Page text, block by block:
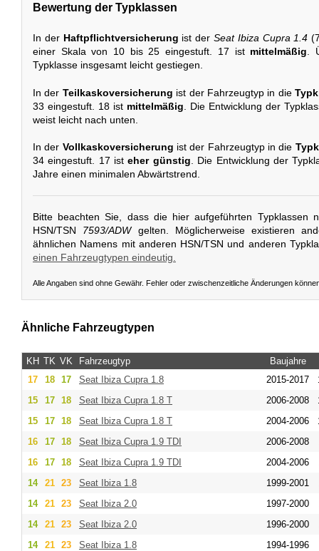
Bewertung der Typklassen
In der Haftpflichtversicherung ist der Seat Ibiza Cupra 1.4
einer Skala von 10 bis 25 eingestuft. 17 ist mittelmäßig .
Typklasse insgesamt leicht gestiegen.
In der Teilkaskoversicherung ist der Fahrzeugtyp in die
33 eingestuft. 18 ist mittelmäßig . Die Entwicklung der
weist leicht nach unten.
In der Vollkaskoversicherung ist der Fahrzeugtyp in die
34 eingestuft. 17 isteher günstig. Die Entwicklung der
Jahre einen minimalen Abwärtstrend.
Bitte beachten Sie, dass die hier aufgeführten Typklassen
HSN/TSN 7593/ADWgelten. Möglicherweise existieren
ähnlichen Namens mit anderen HSN/TSN und anderen
einen Fahrzeugtypen eindeutig.
Alle Angaben sind ohne Gewähr. Fehler oder zwischenzeitliche Änderungen
Ähnliche Fahrzeugtypen
KH TK VK Fahrzeugtyp
Baujahre
17
18 17 Seat Ibiza Cupra 1.8 2015-2017
15
17 18 Seat Ibiza Cupra 1.8 T 2006-2008
15
17 18 Seat Ibiza Cupra 1.8 T 2004-2006
16
17 18 Seat Ibiza Cupra 1.9 TDI 2006-2008
16
17 18 Seat Ibiza Cupra 1.9 TDI 2004-2006
14
21 23 Seat Ibiza 1.8 1999-2001
14
21 23 Seat Ibiza 2.0 1997-2000
14
21 23 Seat Ibiza 2.0 1996-2000
14
21 23 Seat Ibiza 1.8
1994-1996